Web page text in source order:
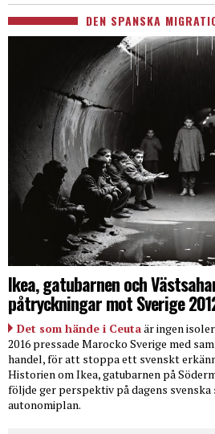
DEN SPANSKA
Ikea, gatubarnen och
påtryckningar mot Sverige
Det som hände i Ceutaär ingen
2016 pressade Marocko Sverige med
handel, för att stoppa ett svenskt
Historien om Ikea, gatubarnen på
följde ger perspektiv på dagens
autonomiplan.